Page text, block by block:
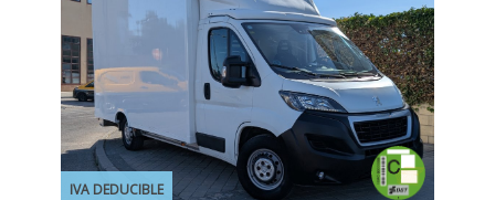
IVA DEDUCIBLE